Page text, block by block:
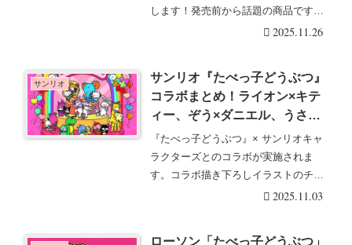
します！発売前から話題の商品です。
『たべっ子・・・続きを読む2025.11.26
サンリオ
サンリオ『たべっ子どうぶつ』
コラボまとめ！ライオン×キテ
ィー、ぞう×ダニエル、うさぎ×
マイメロなど10ペアが登場！グ
ッズ販売はどこ？キディランド
限定？
『たべっ子どうぶつ』× サンリオキャ
ラクターズとのコラボが実施されま
す。コラボ描き下ろしイラストのチー
ムが登場！『たべっ・・・続きを読む
2025.11.03
ローソン「たべっ子どうぶつ」